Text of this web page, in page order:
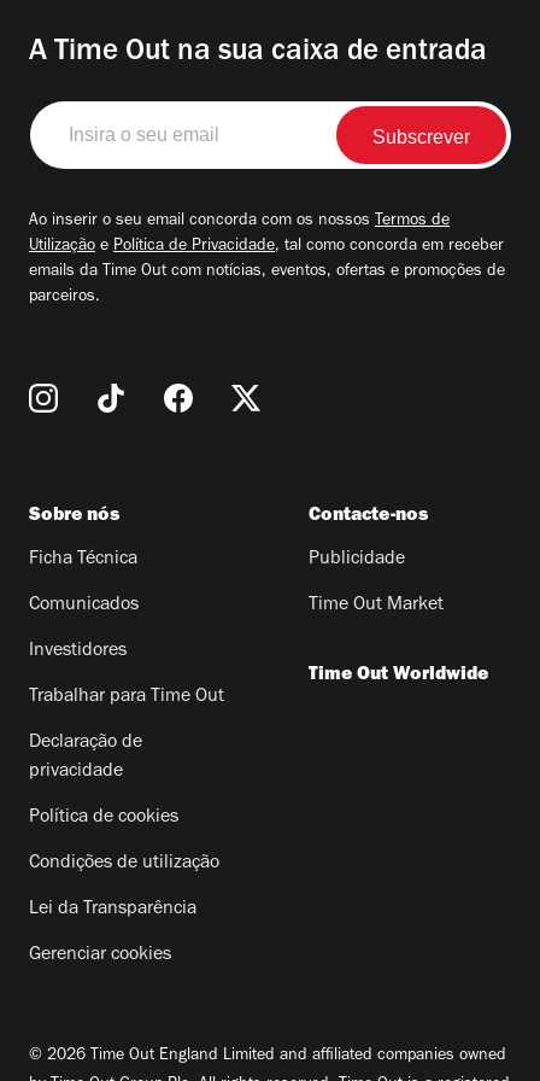
A Time Out na sua caixa de entrada
Insira
o
seu
Ao inserir o seu email concorda com os nossos Termos de
Utilização e Política de Privacidade, tal como concorda em receber
emails da Time Out com notícias, eventos, ofertas e promoções de
parceiros.
Sobre nós
Ficha Técnica
Comunicados
Investidores
Trabalhar para Time Out
Declaração de
privacidade
Política de cookies
Condições de utilização
Lei da Transparência
Gerenciar cookies
Contacte-nos
Publicidade
Time Out Market
Time Out Worldwide
© 2026 Time Out England Limited and affiliated companies owned